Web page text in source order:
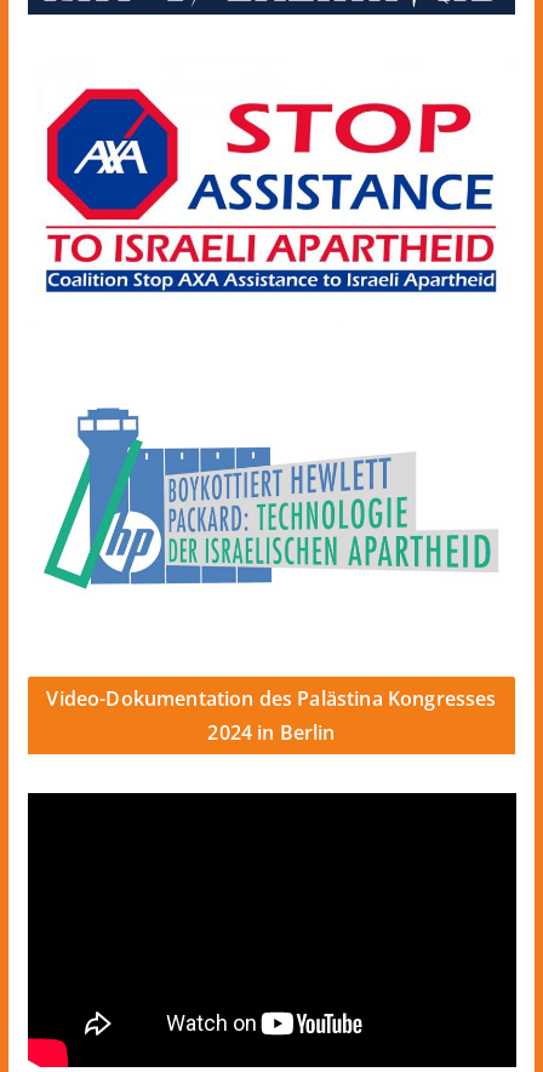
Video-Dokumentation des Palästina Kongresses
2024 in Berlin